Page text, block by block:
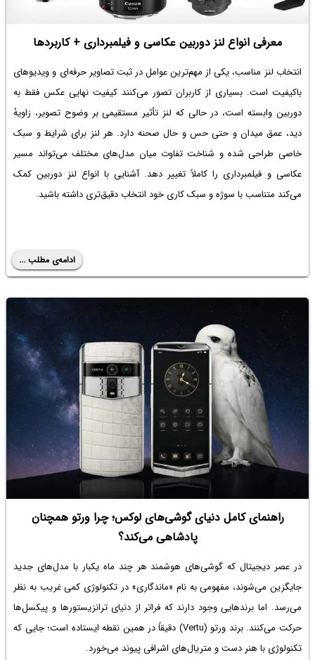
معرفی انواع لنز دوربین عکاسی و فیلمبرداری + کاربردها
انتخاب لنز مناسب، یکی از مهم‌ترین عوامل در ثبت تصاویر حرفه‌ای و ویدیوهای
باکیفیت است. بسیاری از کاربران تصور می‌کنند کیفیت نهایی عکس فقط به
دوربین وابسته است، در حالی که لنز تأثیر مستقیمی بر وضوح تصویر، زاویۀ
دید، عمق میدان و حتی حس و حال صحنه دارد. هر لنز برای شرایط و سبک
خاصی طراحی شده و شناخت تفاوت میان مدل‌های مختلف می‌تواند مسیر
عکاسی و فیلمبرداری را کاملاً تغییر دهد. آشنایی با انواع لنز دوربین کمک
می‌کند متناسب با سوژه و سبک کاری خود انتخاب دقیق‌تری داشته باشید.
ادامه‌ی مطلب ...
راهنمای کامل دنیای گوشی‌های لوکس؛ چرا ورتو همچنان
پادشاهی می‌کند؟
در عصر دیجیتال که گوشی‌های هوشمند هر چند ماه یکبار با مدل‌های جدید
جایگزین می‌شوند، مفهومی به نام «ماندگاری» در تکنولوژی کمی غریب به نظر
می‌رسد. اما برندهایی وجود دارند که فراتر از دنیای ترانزیستورها و پیکسل‌ها
حرکت می‌کنند. برند ورتو (Vertu) دقیقاً در همین نقطه ایستاده است؛ جایی که
تکنولوژی با هنر دست و متریال‌های اشرافی پیوند می‌خورد.